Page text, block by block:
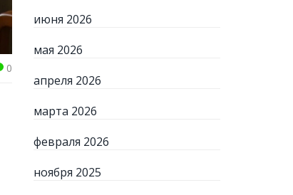
0
июня 2026
мая 2026
апреля 2026
марта 2026
февраля 2026
ноября 2025